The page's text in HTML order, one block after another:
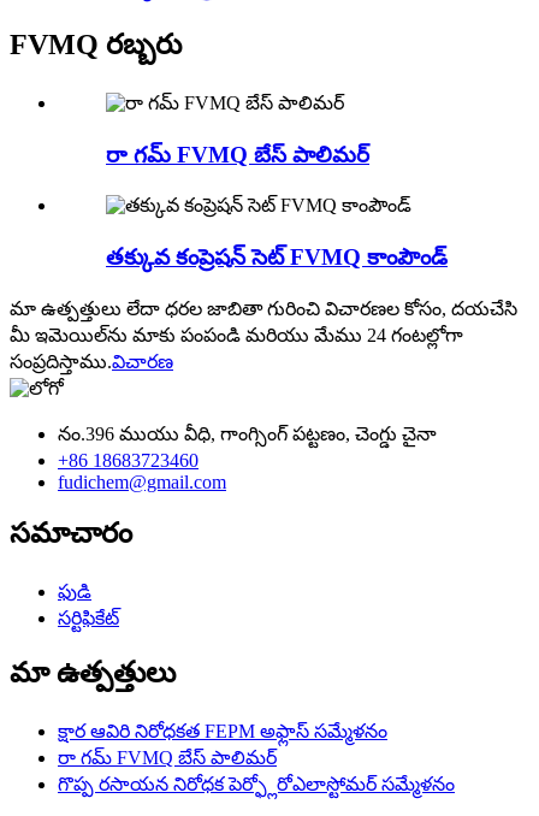
FVMQ రబ్బరు
రా గమ్ FVMQ బేస్ పాలిమర్
తక్కువ కంప్రెషన్ సెట్ FVMQ కాంపౌండ్
మా ఉత్పత్తులు లేదా ధరల జాబితా గురించి విచారణల కోసం, దయచేసి
మీ ఇమెయిల్‌ను మాకు పంపండి మరియు మేము 24 గంటల్లోగా
సంప్రదిస్తాము.విచారణ
నం.396 ముయు వీధి, గాంగ్సింగ్ పట్టణం, చెంగ్డు చైనా
+86 18683723460
fudichem@gmail.com
సమాచారం
ఫుడి
సర్టిఫికేట్
మా ఉత్పత్తులు
క్షార ఆవిరి నిరోధకత FEPM అఫ్లాస్ సమ్మేళనం
రా గమ్ FVMQ బేస్ పాలిమర్
గొప్ప రసాయన నిరోధక పెర్ఫ్లోరోఎలాస్టోమర్ సమ్మేళనం